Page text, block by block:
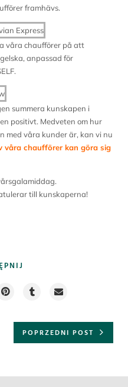
framhävs.
våra chaufförer på att
anpassad för
summera kunskapen i
positivt. Medveten om hur
med våra kunder är, kan vi nu
våra chaufförer kan göra sig
till kunskaperna!
POPRZEDNI POST